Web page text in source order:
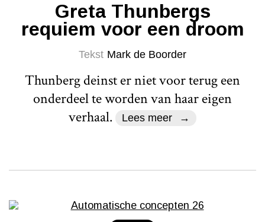
Greta Thunbergs
requiem voor een droom
Tekst Mark de Boorder
Thunberg deinst er niet voor terug een
onderdeel te worden van haar eigen
verhaal.
Lees meer